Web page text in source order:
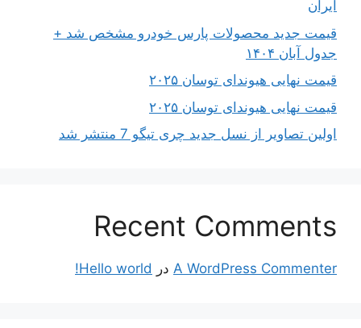
ایران
قیمت جدید محصولات پارس خودرو مشخص شد +
جدول آبان ۱۴۰۴
قیمت نهایی هیوندای توسان ۲۰۲۵
قیمت نهایی هیوندای توسان ۲۰۲۵
اولین تصاویر از نسل جدید چری تیگو 7 منتشر شد
Recent Comments
A WordPress Commenter در Hello world!